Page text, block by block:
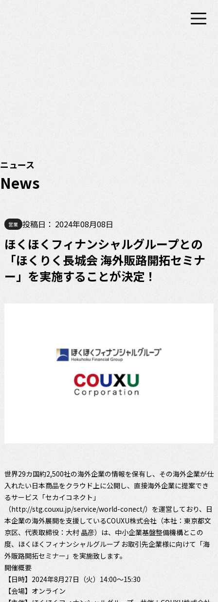
ニュース
News
営業 投稿日： 2024年08月08日
ほくほくフィナンシャルグループとの
「ほくりく長城会 海外販路開拓セミナ
ー」を実施することが決定！
世界29カ国約2,500社の海外企業の情報を保有し、その海外企業が仕
入れたい日本商品をクラウド上に公開し、直接海外企業に提案でき
るサービス「セカイコネクト」
（http://stg.couxu.jp/service/world-conect/）を運営しており、日
本企業の海外展開を支援しているCOUXU株式会社（本社：東京都文
京区、代表取締役：大村 晶彦）は、中小企業基盤整備機構とこの
度、ほくほくフィナンシャルグループ お取引先企業様に向けて「海
外販路開拓セミナー」を実施致します。
開催概要
【日時】2024年8月27日（火）14:00～15:30
【会場】オンライン